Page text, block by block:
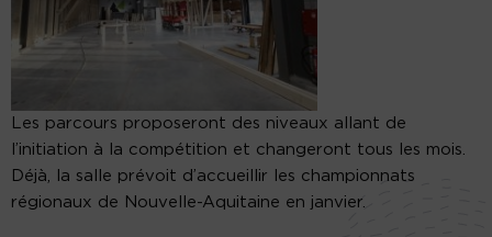
Les parcours proposeront des niveaux allant de
l’initiation à la compétition et changeront tous les mois.
Déjà, la salle prévoit d’accueillir les championnats
régionaux de Nouvelle-Aquitaine en janvier.